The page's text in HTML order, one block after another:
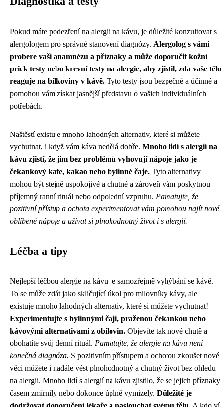
Pokud máte podezření na alergii na kávu, je důležité konzultovat s
alergologem pro správné stanovení diagnózy. Alergolog s vámi
probere vaši anamnézu a příznaky a může doporučit kožní
prick testy nebo krevní testy na alergie, aby zjistil, zda vaše tělo
reaguje na bílkoviny v kávě. Tyto testy jsou bezpečné a účinné a
pomohou vám získat jasnější představu o vašich individuálních
potřebách.
Naštěstí existuje mnoho lahodných alternativ, které si můžete
vychutnat, i když vám káva nedělá dobře. Mnoho lidí s alergií na
kávu zjistí, že jim bez problémů vyhovují nápoje jako je
čekankový kafe, kakao nebo bylinné čaje. Tyto alternativy
mohou být stejně uspokojivé a chutné a zároveň vám poskytnou
příjemný ranní rituál nebo odpolední vzpruhu. Pamatujte, že
pozitivní přístup a ochota experimentovat vám pomohou najít nové
oblíbené nápoje a užívat si plnohodnotný život i s alergií.
Léčba a tipy
Nejlepší léčbou alergie na kávu je samozřejmě vyhýbání se kávě.
To se může zdát jako skličující úkol pro milovníky kávy, ale
existuje mnoho lahodných alternativ, které si můžete vychutnat!
Experimentujte s bylinnými čaji, praženou čekankou nebo
kávovými alternativami z obilovin. Objevíte tak nové chutě a
obohatíte svůj denní rituál. Pamatujte, že alergie na kávu není
konečná diagnóza. S pozitivním přístupem a ochotou zkoušet nové
věci můžete i nadále vést plnohodnotný a chutný život bez ohledu
na alergii. Mnoho lidí s alergií na kávu zjistilo, že se jejich příznaky
časem zmírnily nebo dokonce úplně vymizely. Důležité je
dodržovat doporučení lékaře a naslouchat svému tělu. A kdo ví,